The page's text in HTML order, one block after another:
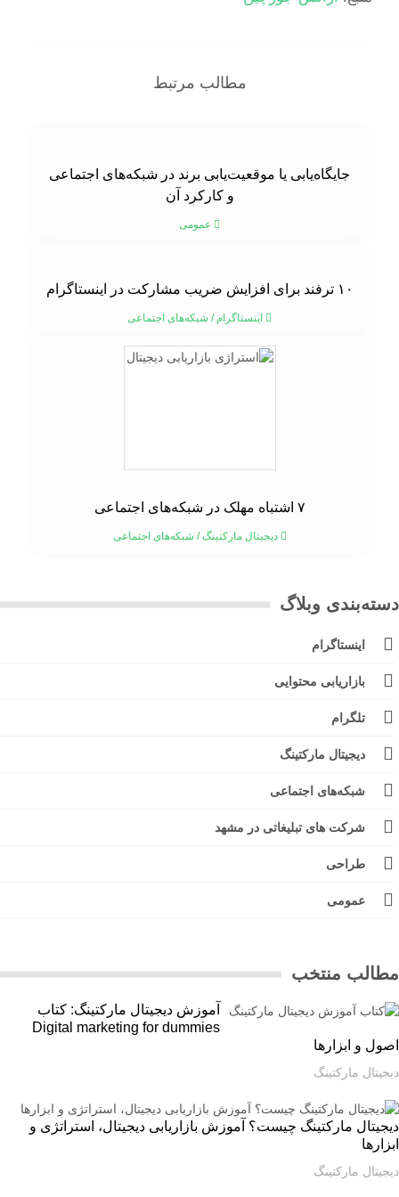
مطالب مرتبط
جایگاه‌یابی یا موقعیت‌یابی برند در شبکه‌های اجتماعی
و کارکرد آن
عمومی
۱۰ ترفند برای افزایش ضریب مشارکت در اینستاگرام
اینستاگرام/شبکه‌های اجتماعی
دیجیتال مارکتینگ/شبکه‌های اجتماعی
وبلاگ
اینستاگرام
بازاریابی محتوایی
تلگرام
دیجیتال مارکتینگ
شبکه‌های اجتماعی
شرکت های تبلیغاتی در مشهد
طراحی
عمومی
منتخب
آموزش دیجیتال مارکتینگ: کتاب
Digital marketing for dummies
و ابزارها
مارکتینگ
مارکتینگ چیست؟ آموزش بازاریابی دیجیتال، استراتژی و
مارکتینگ